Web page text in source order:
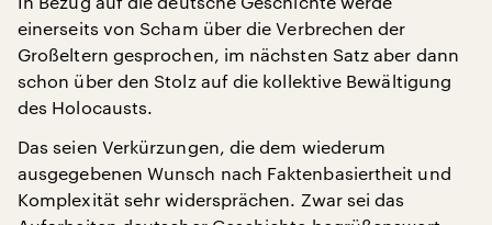
einerseits von Scham über die Verbrechen der
Großeltern gesprochen, im nächsten Satz aber dann
schon über den Stolz auf die kollektive Bewältigung
des Holocausts.
Das seien Verkürzungen, die dem wiederum
ausgegebenen Wunsch nach Faktenbasiertheit und
Komplexität sehr widersprächen. Zwar sei das